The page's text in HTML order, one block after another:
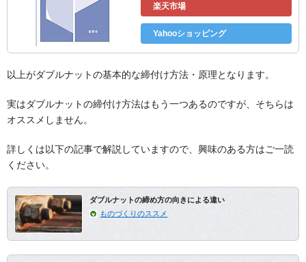
楽天市場
Yahooショッピング
以上がダブルナットの基本的な締付け方法・原理となります。
実はダブルナットの締付け方法はもう一つあるのですが、そちらは
オススメしません。
詳しくは以下の記事で解説していますので、興味のある方はご一読
ください。
ダブルナットの締め方の向きによる違い
ものづくりのススメ